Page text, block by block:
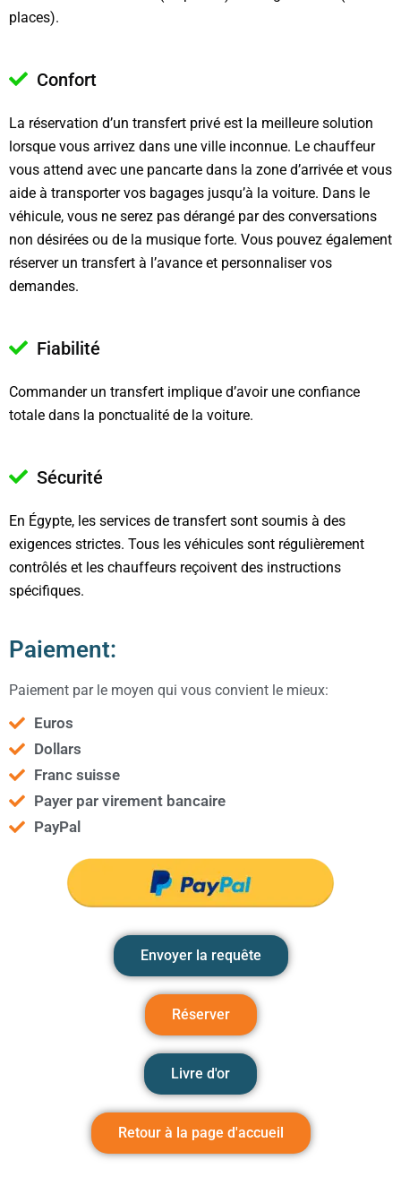
places).
Confort
La réservation d’un transfert privé est la meilleure solution
lorsque vous arrivez dans une ville inconnue. Le chauffeur
vous attend avec une pancarte dans la zone d’arrivée et vous
aide à transporter vos bagages jusqu’à la voiture. Dans le
véhicule, vous ne serez pas dérangé par des conversations
non désirées ou de la musique forte. Vous pouvez également
réserver un transfert à l’avance et personnaliser vos
demandes.
Fiabilité
Commander un transfert implique d’avoir une confiance
totale dans la ponctualité de la voiture.
Sécurité
En Égypte, les services de transfert sont soumis à des
exigences strictes. Tous les véhicules sont régulièrement
contrôlés et les chauffeurs reçoivent des instructions
spécifiques.
Paiement:
Paiement par le moyen qui vous convient le mieux:
Euros
Dollars
Franc suisse
Payer par virement bancaire
PayPal
Envoyer la requête
Réserver
Livre d'or
Retour à la page d'accueil